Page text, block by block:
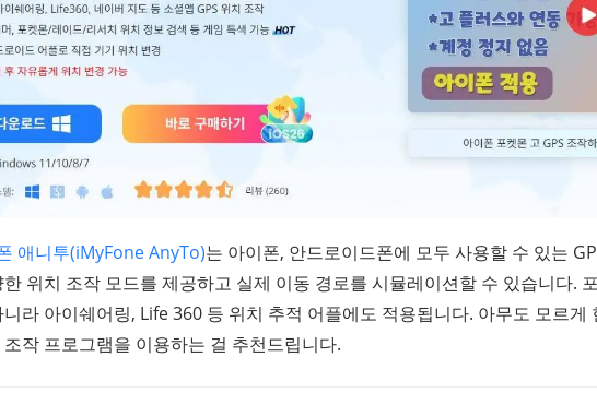
애니투(iMyFone AnyTo)는 아이폰, 안드로이드폰에 모두 사용할 수 있는
위치 조작 모드를 제공하고 실제 이동 경로를 시뮬레이션할 수 있습니다.
라 아이쉐어링, Life 360 등 위치 추적 어플에도 적용됩니다. 아무도 모르게
작 프로그램을 이용하는 걸 추천드립니다.